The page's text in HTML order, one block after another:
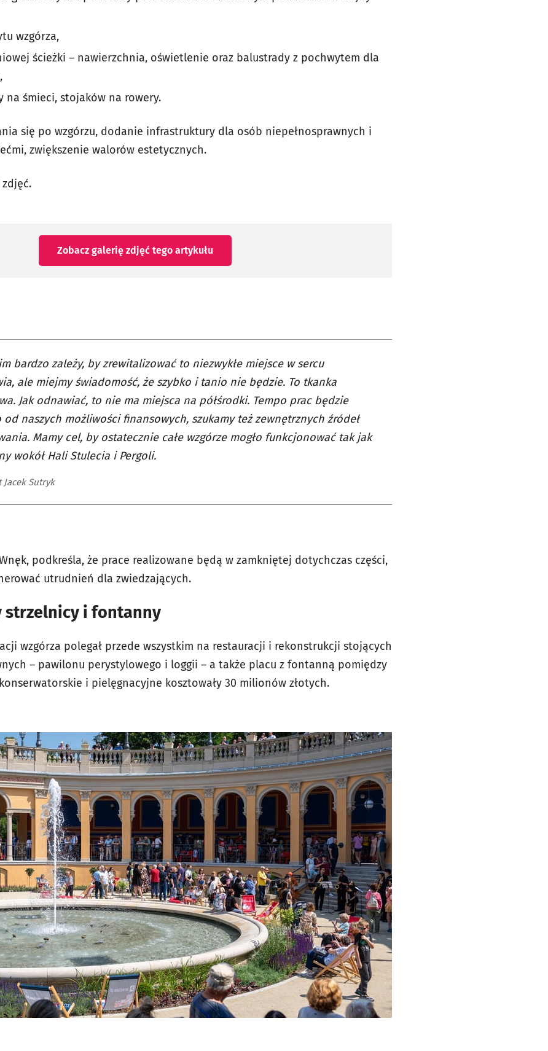
wzgórza,
ścieżki – nawierzchnia, oświetlenie oraz balustrady z pochwytem dla
na śmieci, stojaków na rowery.
się po wzgórzu, dodanie infrastruktury dla osób niepełnosprawnych i
zwiększenie walorów estetycznych.
Zobacz galerię zdjęć tego artykułu
bardzo zależy, by zrewitalizować to niezwykłe miejsce w sercu
ale miejmy świadomość, że szybko i tanio nie będzie. To tkanka
Jak odnawiać, to nie ma miejsca na półśrodki. Tempo prac będzie
od naszych możliwości finansowych, szukamy też zewnętrznych źródeł
Mamy cel, by ostatecznie całe wzgórze mogło funkcjonować tak jak
wokół Hali Stulecia i Pergoli.
Sutryk
podkreśla, że prace realizowane będą w zamkniętej dotychczas części,
utrudnień dla zwiedzających.
strzelnicy i fontanny
wzgórza polegał przede wszystkim na restauracji i rekonstrukcji stojących
– pawilonu perystylowego i loggii – a także placu z fontanną pomiędzy
i pielęgnacyjne kosztowały 30 milionów złotych.